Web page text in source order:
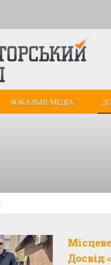
ЛОКАЛЬНІ МЕДІА
Досвід